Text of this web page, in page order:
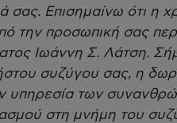
σας. Επισημαίνω ότι η
την προσωπική σας
Ιωάννη Σ. Λάτση.
συζύγου σας, η
υπηρεσία των
στη μνήμη του